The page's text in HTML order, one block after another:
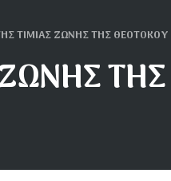
ΤΙΜΙΑΣ ΖΩΝΗΣ ΤΗΣ ΘΕΟΤΟΚΟΥ